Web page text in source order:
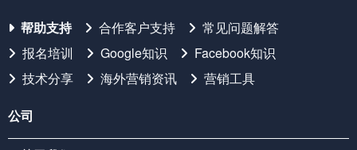
帮助支持 合作客户支持
常见问题解答
报名培训
Google知识
Facebook知识
技术分享
海外营销资讯 营销工具
公司